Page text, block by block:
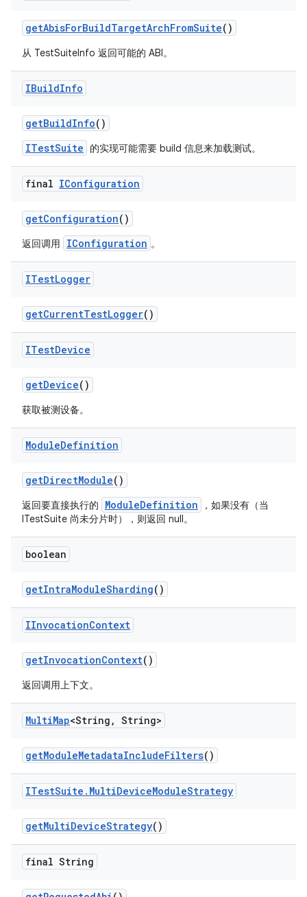
getAbisForBuildTargetArchFromSuite()
从 TestSuiteInfo 返回可能的 ABI。
IBuildInfo
getBuildInfo()
ITestSuite
的实现可能需要 build 信息来加载测试。
final IConfiguration
getConfiguration()
返回调用 IConfiguration 。
ITestLogger
getCurrentTestLogger()
ITestDevice
getDevice()
获取被测设备。
ModuleDefinition
getDirectModule()
返回要直接执行的 ModuleDefinition
，如果没有（当
ITestSuite 尚未分片时），则返回 null。
boolean
getIntraModuleSharding()
IInvocationContext
getInvocationContext()
返回调用上下文。
MultiMap<String , String>
getModuleMetadataIncludeFilters()
ITestSuite . MultiDeviceModuleStrategy
getMultiDeviceStrategy()
final String